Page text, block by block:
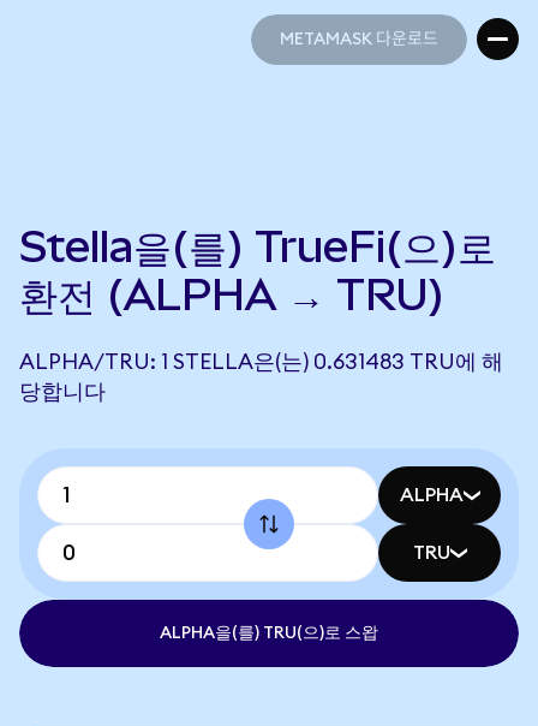
METAMASK 다운로드
Stella을(를) TrueFi(으)로
환전 (ALPHA → TRU)
ALPHA/TRU: 1 STELLA은(는) 0.631483 TRU에 해
당합니다
ALPHA
TRU
ALPHA을(를) TRU(으)로 스왑